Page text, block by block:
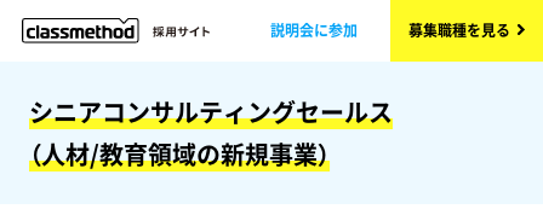
説明会に参加 募集職種を見る
シニアコンサルティングセールス
（人材/教育領域の新規事業）